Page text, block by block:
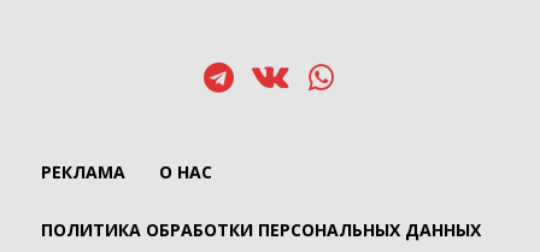
РЕКЛАМА О НАС
ПОЛИТИКА ОБРАБОТКИ ПЕРСОНАЛЬНЫХ ДАННЫХ